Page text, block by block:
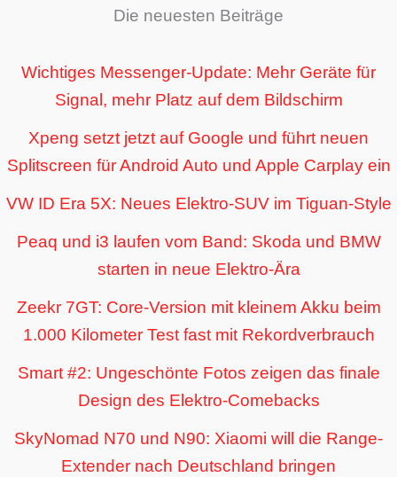
Die neuesten Beiträge
Wichtiges Messenger-Update: Mehr Geräte für
Signal, mehr Platz auf dem Bildschirm
Xpeng setzt jetzt auf Google und führt neuen
Splitscreen für Android Auto und Apple Carplay ein
VW ID Era 5X: Neues Elektro-SUV im Tiguan-Style
Peaq und i3 laufen vom Band: Skoda und BMW
starten in neue Elektro-Ära
Zeekr 7GT: Core-Version mit kleinem Akku beim
1.000 Kilometer Test fast mit Rekordverbrauch
Smart #2: Ungeschönte Fotos zeigen das finale
Design des Elektro-Comebacks
SkyNomad N70 und N90: Xiaomi will die Range-
Extender nach Deutschland bringen